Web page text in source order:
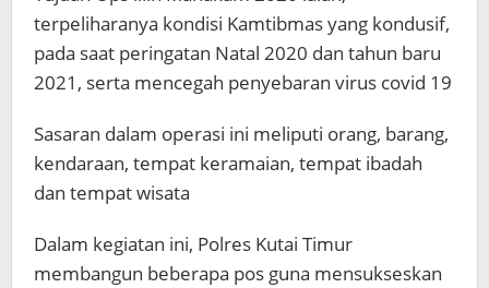
terpeliharanya kondisi Kamtibmas yang kondusif,
pada saat peringatan Natal 2020 dan tahun baru
2021, serta mencegah penyebaran virus covid 19
Sasaran dalam operasi ini meliputi orang, barang,
kendaraan, tempat keramaian, tempat ibadah
dan tempat wisata
Dalam kegiatan ini, Polres Kutai Timur
membangun beberapa pos guna mensukseskan